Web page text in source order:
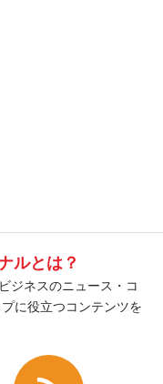
ルとは？
ジネスのニュース・コ
に役立つコンテンツを